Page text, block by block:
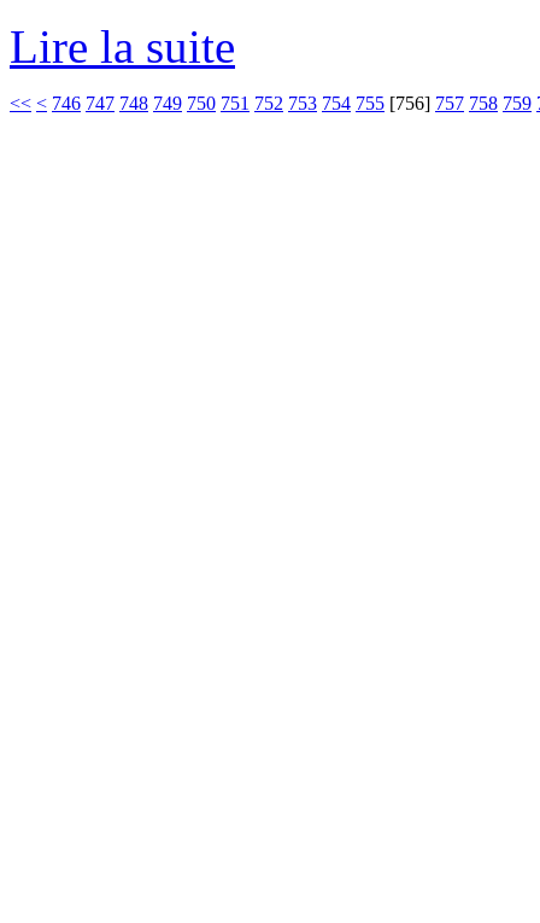
Lire la suite
<< < 746 747 748 749 750 751 752 753 754 755 [756] 757 758 759